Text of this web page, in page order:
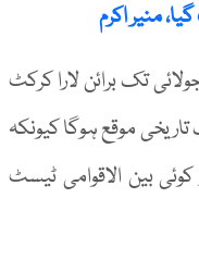
منیر اکرم
کا پہلا ٹیسٹ میچ 25 سے 29 جولائی تک برائن لارا کرکٹ
موقع ہوگا کیونکہ
بین الاقوامی ٹیسٹ